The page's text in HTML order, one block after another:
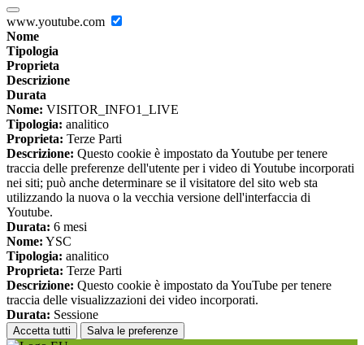
www.youtube.com
Nome
Tipologia
Proprieta
Descrizione
Durata
Nome: VISITOR_INFO1_LIVE
Tipologia: analitico
Proprieta: Terze Parti
Descrizione: Questo cookie è impostato da Youtube per tenere
traccia delle preferenze dell'utente per i video di Youtube incorporati
nei siti; può anche determinare se il visitatore del sito web sta
utilizzando la nuova o la vecchia versione dell'interfaccia di
Youtube.
Durata: 6 mesi
Nome: YSC
Tipologia: analitico
Proprieta: Terze Parti
Descrizione: Questo cookie è impostato da YouTube per tenere
traccia delle visualizzazioni dei video incorporati.
Durata: Sessione
Accetta tutti Salva le preferenze